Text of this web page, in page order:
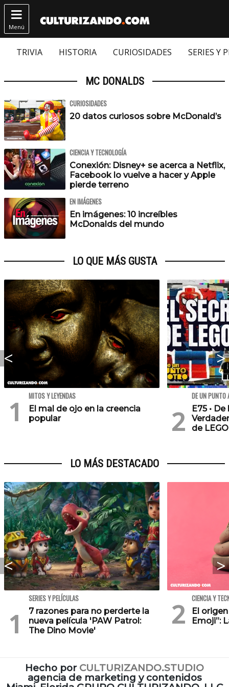

Menú
TRIVIA HISTORIA CURIOSIDADES SERIES Y
MC DONALDS
CURIOSIDADES
20 datos curiosos sobre McDonald’s
CIENCIA Y TECNOLOGÍA
Conexión: Disney+ se acerca a Netflix,
Facebook lo vuelve a hacer y Apple
pierde terreno
EN IMÁGENES
En imágenes: 10 increíbles
McDonalds del mundo
LO QUE MÁS GUSTA
MITOS Y LEYENDAS
El mal de ojo en la creencia
popular
DE UN PUNTO
E75 •
de
LO MÁS DESTACADO
SERIES Y PELÍCULAS
7 razones para no perderte la
nueva película 'PAW Patrol:
The Dino Movie'
CIENCIA Y
El
Emoji”:
Hecho por CULTURIZANDO.STUDIO
agencia de marketing y contenidos